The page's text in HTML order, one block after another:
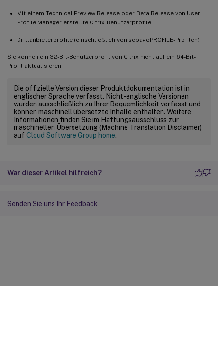
Mit einem Technical Preview Release oder Beta Release von User
Profile Manager erstellte Citrix-Benutzerprofile
Drittanbieterprofile (einschließlich von sepagoPROFILE-Profilen)
Sie können ein 32-Bit-Benutzerprofil von Citrix nicht auf ein 64-Bit-
Profil aktualisieren.
Die offizielle Version dieser Produktdokumentation ist in
englischer Sprache verfasst. Nicht-englische Versionen
wurden ausschließlich zu Ihrer Bequemlichkeit verfasst und
können maschinell übersetzte Inhalte enthalten. Weitere
Informationen finden Sie im Haftungsausschluss zur
maschinellen Übersetzung (Machine Translation Disclaimer)
auf Cloud Software Group home.
War dieser Artikel hilfreich?
Senden Sie uns Ihr Feedback